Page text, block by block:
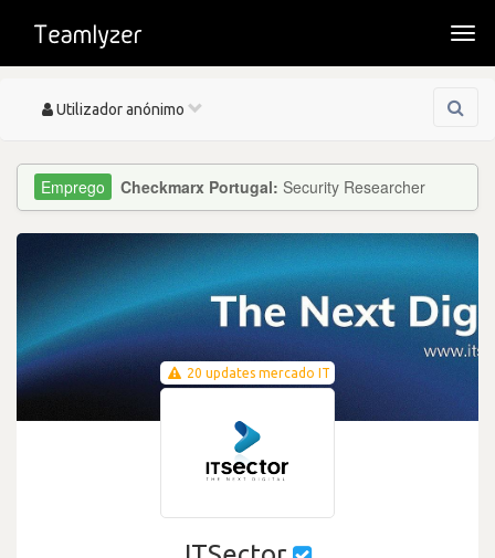
Toggle
Utilizador anónimo
Checkmarx Portugal: Security Researcher
20 updates mercado IT